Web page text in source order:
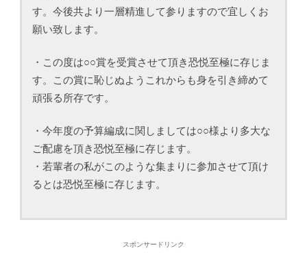
す。今後共より一層精進して参りますので宜しくお
願い致します。
・この度は○○賞を受賞させて頂き恐悦至極に存じま
す。この賞に恥じぬようこれからも身を引き締めて
頑張る所存です。
・今年度の予算編成に関しましては○○様より多大な
ご配慮を頂き恐悦至極に存じます。
・若輩者の私がこのような集まりに参加させて頂け
るとは恐悦至極に存じます。
スポンサードリンク